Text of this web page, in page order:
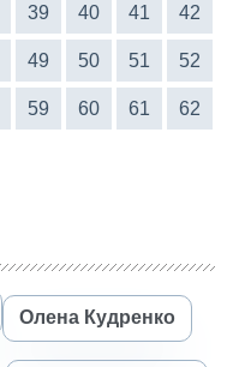
39 40 41 42
49 50 51 52
59 60 61 62
Олена Кудренко